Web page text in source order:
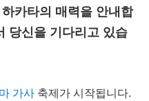
카타의 매력을 안내합
당신을 기다리고 있습
가사 축제가 시작됩니다.